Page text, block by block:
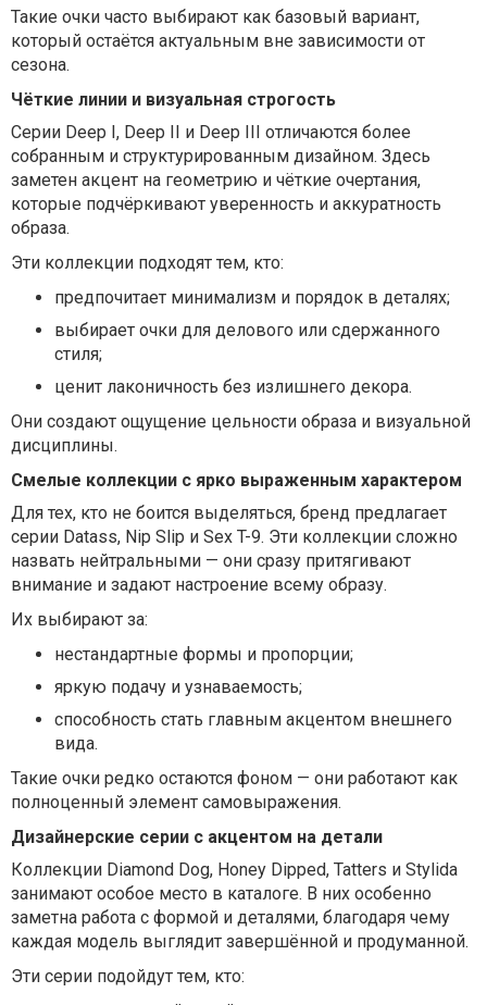
Такие очки часто выбирают как базовый вариант,
который остаётся актуальным вне зависимости от
сезона.
Чёткие линии и визуальная строгость
Серии Deep I, Deep II и Deep III отличаются более
собранным и структурированным дизайном. Здесь
заметен акцент на геометрию и чёткие очертания,
которые подчёркивают уверенность и аккуратность
образа.
Эти коллекции подходят тем, кто:
предпочитает минимализм и порядок в деталях;
выбирает очки для делового или сдержанного
стиля;
ценит лаконичность без излишнего декора.
Они создают ощущение цельности образа и визуальной
дисциплины.
Смелые коллекции с ярко выраженным характером
Для тех, кто не боится выделяться, бренд предлагает
серии Datass, Nip Slip и Sex T-9. Эти коллекции сложно
назвать нейтральными — они сразу притягивают
внимание и задают настроение всему образу.
Их выбирают за:
нестандартные формы и пропорции;
яркую подачу и узнаваемость;
способность стать главным акцентом внешнего
вида.
Такие очки редко остаются фоном — они работают как
полноценный элемент самовыражения.
Дизайнерские серии с акцентом на детали
Коллекции Diamond Dog, Honey Dipped, Tatters и Stylida
занимают особое место в каталоге. В них особенно
заметна работа с формой и деталями, благодаря чему
каждая модель выглядит завершённой и продуманной.
Эти серии подойдут тем, кто: